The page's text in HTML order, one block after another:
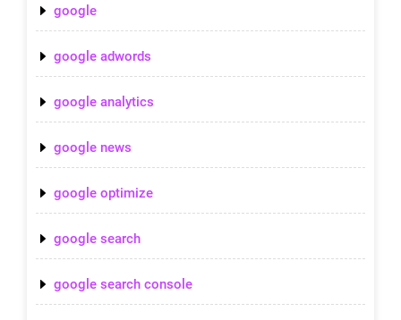
google
google adwords
google analytics
google news
google optimize
google search
google search console